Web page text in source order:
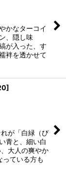
かなターコイ
、隠し味
が入った、す
袢を透かせて
]
が「白緑（び
青と、細い白
大人の爽やか
っている方も